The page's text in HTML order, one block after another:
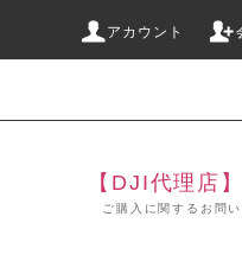
アカウント
【DJI代理店】
ご購入に関するお問